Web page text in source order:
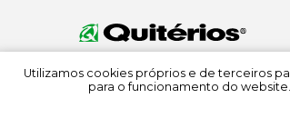
Utilizamos cookies próprios e de terceiros
para o funcionamento do